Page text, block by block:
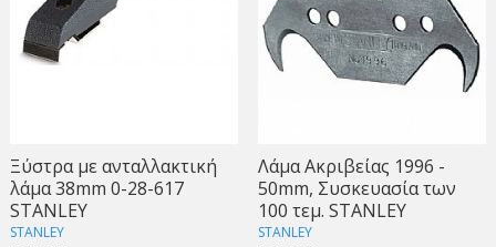
Ξύστρα με ανταλλακτική
λάμα 38mm 0-28-617
STANLEY
STANLEY
Λάμα Ακριβείας 1996 -
50mm, Συσκευασία των
100 τεμ. STANLEY
STANLEY